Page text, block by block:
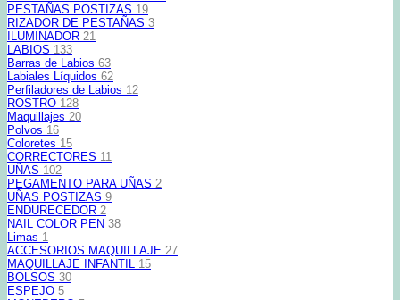
PESTAÑAS POSTIZAS 19
RIZADOR DE PESTAÑAS 3
ILUMINADOR 21
LABIOS 133
Barras de Labios 63
Labiales Líquidos 62
Perfiladores de Labios 12
ROSTRO 128
Maquillajes 20
Polvos 16
Coloretes 15
CORRECTORES 11
UÑAS 102
PEGAMENTO PARA UÑAS 2
UÑAS POSTIZAS 9
ENDURECEDOR 2
NAIL COLOR PEN 38
Limas 1
ACCESORIOS MAQUILLAJE 27
MAQUILLAJE INFANTIL 15
BOLSOS 30
ESPEJO 5